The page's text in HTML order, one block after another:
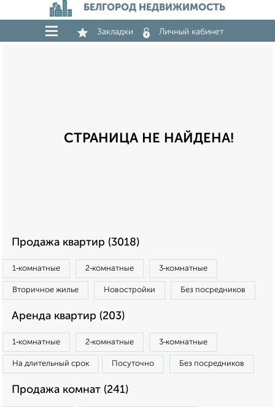
БЕЛГОРОД НЕДВИЖИМОСТЬ
Закладки Личный кабинет
СТРАНИЦА НЕ НАЙДЕНА!
Продажа квартир (3018)
1‑комнатные 2‑комнатные 3‑комнатные
Вторичное жилье Новостройки Без посредников
Аренда квартир (203)
1‑комнатные 2‑комнатные 3‑комнатные
На длительный срок Посуточно Без посредников
Продажа комнат (241)